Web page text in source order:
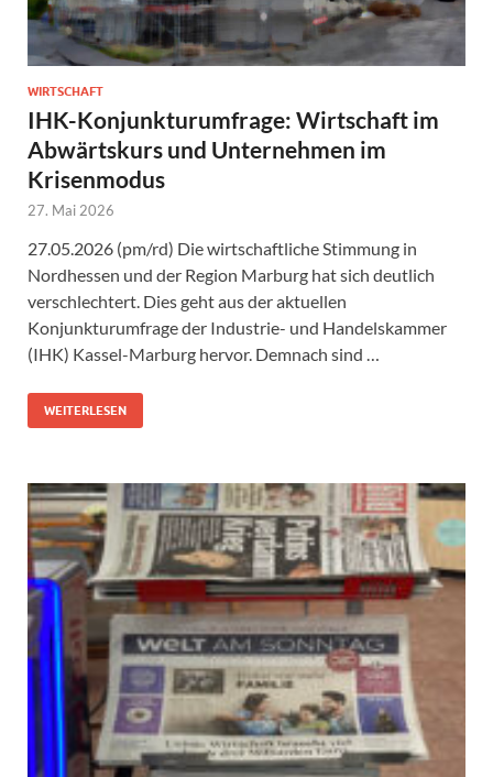
WIRTSCHAFT
IHK-Konjunkturumfrage: Wirtschaft im
Abwärtskurs und Unternehmen im
Krisenmodus
27. Mai 2026
27.05.2026 (pm/rd) Die wirtschaftliche Stimmung in
Nordhessen und der Region Marburg hat sich deutlich
verschlechtert. Dies geht aus der aktuellen
Konjunkturumfrage der Industrie- und Handelskammer
(IHK) Kassel-Marburg hervor. Demnach sind …
WEITERLESEN